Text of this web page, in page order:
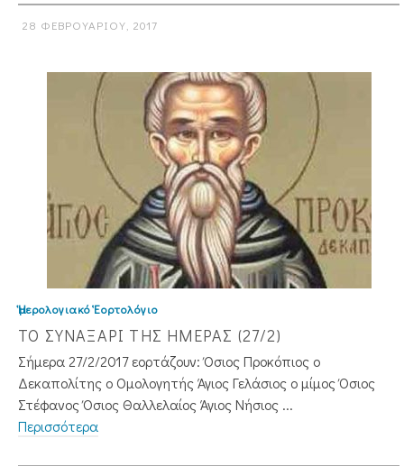
28 ΦΕΒΡΟΥΑΡΊΟΥ, 2017
Ἡμερολογιακό Ἑορτολόγιο
ΤΟ ΣΥΝΑΞΑΡΙ ΤΗΣ ΗΜΕΡΑΣ (27/2)
Σήμερα 27/2/2017 εορτάζουν: Όσιος Προκόπιος ο
Δεκαπολίτης ο Ομολογητής Άγιος Γελάσιος ο μίμος Όσιος
Στέφανος Όσιος Θαλλελαίος Άγιος Νήσιος ...
Περισσότερα